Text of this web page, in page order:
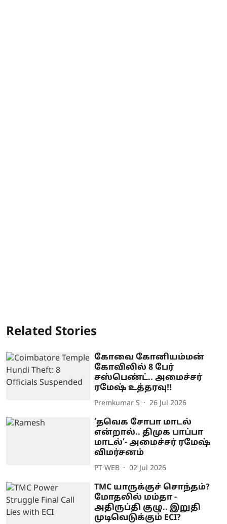
Related Stories
கோவை கோனியம்மன்
கோவிலில் 8 பேர்
சஸ்பெண்ட்.. அமைச்சர்
ரமேஷ் உத்தரவு!!
Premkumar S 26 Jul 2026
’தவெக சோபா மாடல்
என்றால்.. திமுக பாப்பா
மாடல்’- அமைச்சர் ரமேஷ்
விமர்சனம்
PT WEB 02 Jul 2026
TMC யாருக்குச் சொந்தம்?
மோதலில் மம்தா -
அதிருப்தி குழு.. இறுதி
முடிவெடுக்கும் ECI?